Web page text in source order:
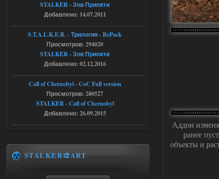
Аддон
ранее
объекты и
Скованные одной цепью
18:37
r4908778
с избавлением от баласта,
доходяга.
Путь во мгле + GUNSLINGER mod
Stalker-Mods-Clan-su
Доступно только для пользователей
Путь во мгле + GUNSLINGER mod
STALKER - Зов Припяти
Добавлено: 14.07.2011
S.T.A.L.K.E.R. - Трилогия - RePack
Просмотров: 294020
STALKER - Зов Припяти
Добавлено: 02.12.2016
Call of Chernobyl - CoC Full version
Просмотров: 280527
STALKER - Call of Chernobyl
Добавлено: 26.09.2015
STALKER🎨ART